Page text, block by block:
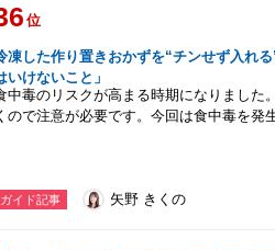
位
凍した作り置きおかずを“チンせず入れ
いけないこと」
中毒のリスクが高まる時期になりました
ので注意が必要です。今回は食中毒を発
ガイド記事 矢野 きくの